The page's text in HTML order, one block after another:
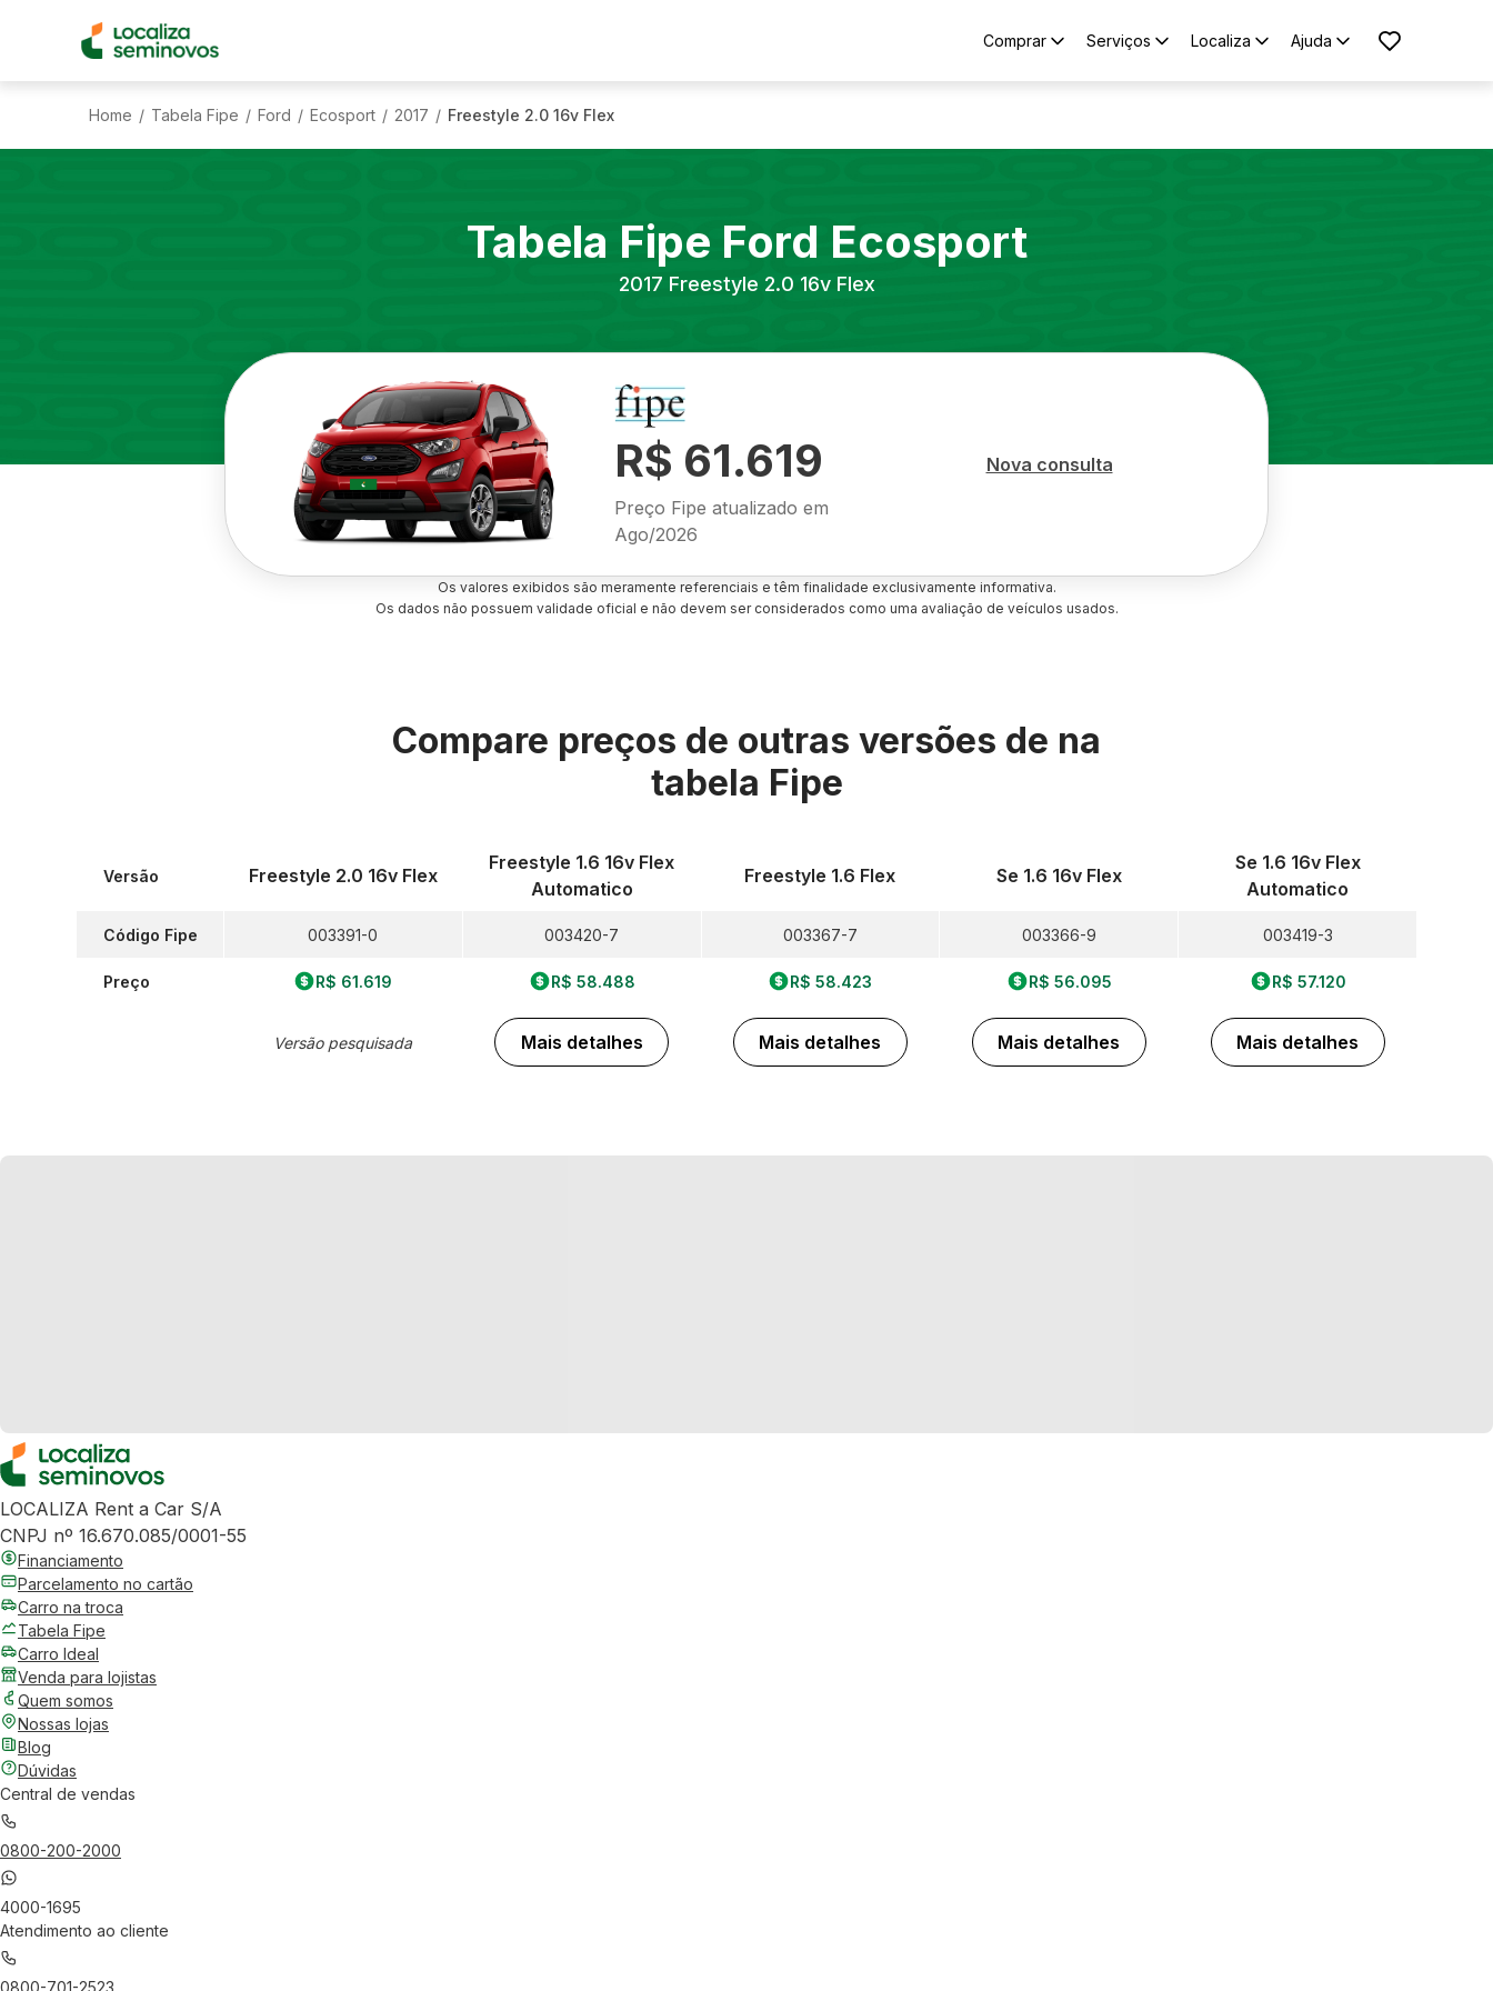
Comprar Serviços Localiza Ajuda
Home / Tabela Fipe / Ford / Ecosport / 2017 / Freestyle 2.0 16v Flex
Tabela Fipe Ford Ecosport
2017 Freestyle 2.0 16v Flex
R$ 61.619
Preço Fipe atualizado em
Ago/2026
Nova consulta
Os valores exibidos são meramente referenciais e têm finalidade exclusivamente informativa.
Os dados não possuem validade oficial e não devem ser considerados como uma avaliação de veículos usados.
Compare preços de outras versões de na
tabela Fipe
Versão
Código Fipe
Preço
Freestyle 2.0 16v Flex
003391-0
R$ 61.619
Versão pesquisada
Freestyle 1.6 16v Flex
Automatico
003420-7
R$ 58.488
Mais detalhes
Freestyle 1.6 Flex
003367-7
R$ 58.423
Mais detalhes
Se 1.6 16v Flex
003366-9
R$ 56.095
Mais detalhes
Se 1.6 16v Flex
Automatico
003419-3
R$ 57.120
Mais detalhes
LOCALIZA Rent a Car S/A
CNPJ nº 16.670.085/0001-55
Financiamento
Parcelamento no cartão
Carro na troca
Tabela Fipe
Carro Ideal
Venda para lojistas
Quem somos
Nossas lojas
Blog
Dúvidas
Central de vendas
0800-200-2000
4000-1695
Atendimento ao cliente
0800-701-2523